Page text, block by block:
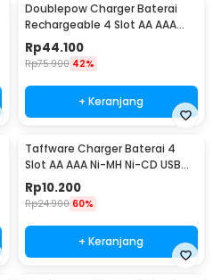
Doublepow Charger Baterai
Rechargeable 4 Slot AA AAA
with AA 4 PCS - DP-U82
Rp44.100
Rp75.900 42%
+ Keranjang
Taffware Charger Baterai 4
Slot AA AAA Ni-MH Ni-CD USB
Plug - B-04
Rp10.200
Rp24.900 60%
+ Keranjang